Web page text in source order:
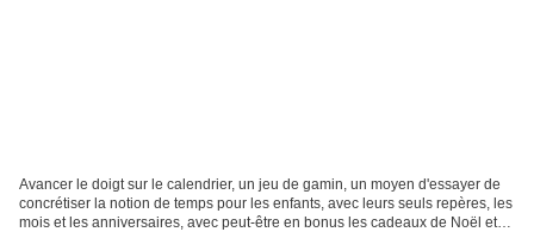
Avancer le doigt sur le calendrier, un jeu de gamin, un moyen d'essayer de
concrétiser la notion de temps pour les enfants, avec leurs seuls repères, les
mois et les anniversaires, avec peut-être en bonus les cadeaux de Noël et